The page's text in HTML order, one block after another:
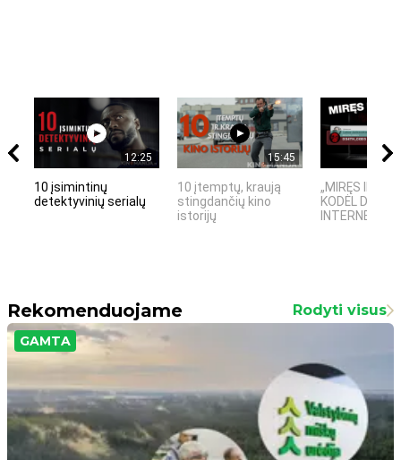
12:25
10 įsimintinų
detektyvinių serialų
15:45
10 įtemptų, kraują
stingdančių kino
istorijų
„MIRĘS
KODĖL
INTERNETO
Rekomenduojame Rodyti visus
GAMTA